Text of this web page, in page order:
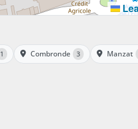
1 Combronde 3 Manzat